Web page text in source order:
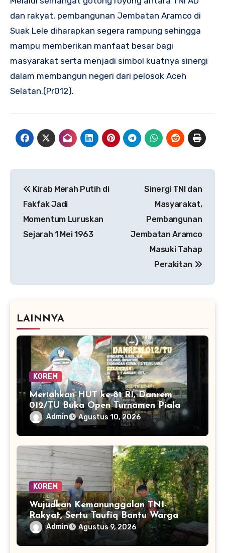
dan rakyat, pembangunan Jembatan Aramco di
Suak Lele diharapkan segera rampung sehingga
mampu memberikan manfaat besar bagi
masyarakat serta menjadi simbol kuatnya sinergi
dalam membangun negeri dari pelosok Aceh
Selatan.(Pr012).
pos
Kirab Merah Putih di
Fakfak Jadi
Momentum Luruskan
Sejarah 1 Mei 1963
Sinergi TNI dan
Masyarakat,
Pembangunan
Jembatan Aramco
Masuki Tahap
Perakitan
LAINNYA
KOREM
Meriahkan HUT ke-81 RI, Danrem
012/TU Buka Open Turnamen Piala
Danrem 012/TU
Admin Agustus 10, 2026
KOREM
Wujudkan Kemanunggalan TNI-
Rakyat, Sertu Taufiq Bantu Warga
Bangun Sarana Air Bersih
Admin Agustus 9, 2026